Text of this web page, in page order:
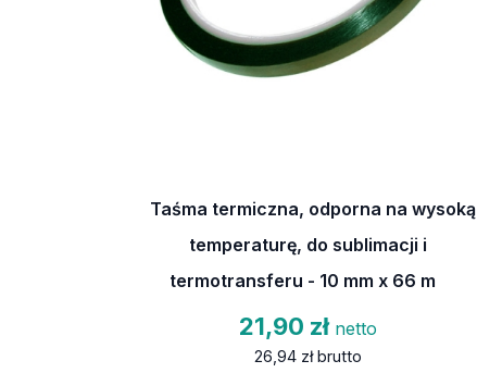
Taśma termiczna, odporna na wysoką
temperaturę, do sublimacji i
termotransferu - 10 mm x 66 m
21,90 zł netto
26,94 zł brutto